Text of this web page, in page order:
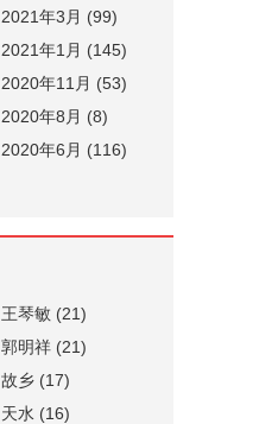
2021年3月 (99)
2021年1月 (145)
2020年11月 (53)
2020年8月 (8)
2020年6月 (116)
王琴敏 (21)
郭明祥 (21)
故乡 (17)
天水 (16)